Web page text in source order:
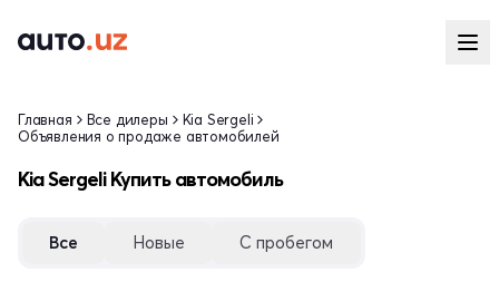
Главная Все дилеры
Kia Sergeli
Объявления о продаже автомобилей
Kia Sergeli Купить автомобиль
Все Новые С пробегом